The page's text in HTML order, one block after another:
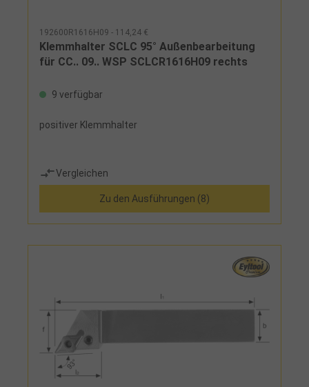
192600R1616H09 - 114,24 €
Klemmhalter SCLC 95° Außenbearbeitung
für CC.. 09.. WSP SCLCR1616H09 rechts
9 verfügbar
positiver Klemmhalter
Vergleichen
Zu den Ausführungen (8)